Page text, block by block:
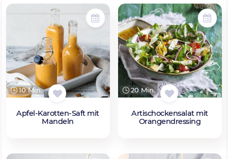
10 Min.
Apfel-Karotten-Saft mit
Mandeln
20 Min.
Artischockensalat mit
Orangendressing